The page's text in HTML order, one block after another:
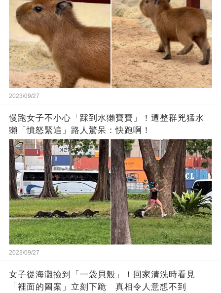
2023/09/27
慢跑女子不小心「踩到水獺寶寶」！遭整群兇猛水
獺「憤怒緊追」路人驚呆：快跑啊！
2023/09/27
女子從海灘撿到「一袋貝殼」！回家清洗時看見
「裡面的圖案」立刻下跪 真相令人意想不到